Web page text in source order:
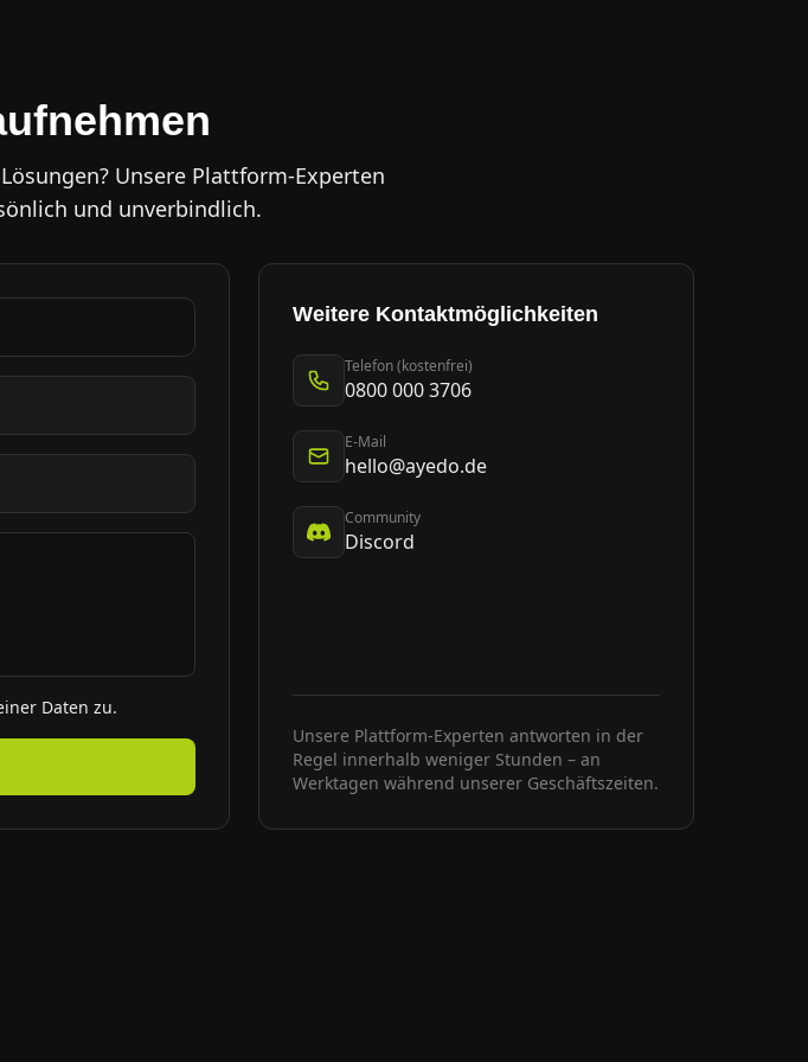
Unsere Plattform-Experten
und unverbindlich.
Daten zu.
Weitere Kontaktmöglichkeiten
Telefon (kostenfrei)
0800 000 3706
E-Mail
hello@ayedo.de
Community
Discord
Unsere Plattform-Experten antworten in der
Regel innerhalb weniger Stunden – an
Werktagen während unserer Geschäftszeiten.